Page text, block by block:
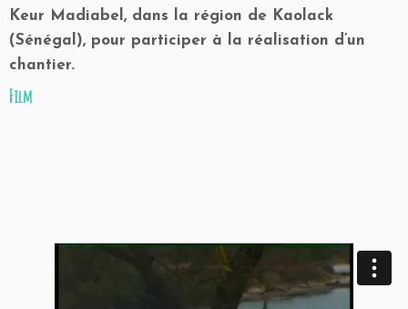
Keur Madiabel, dans la région de Kaolack
(Sénégal), pour participer à la réalisation d’un
chantier.
Film